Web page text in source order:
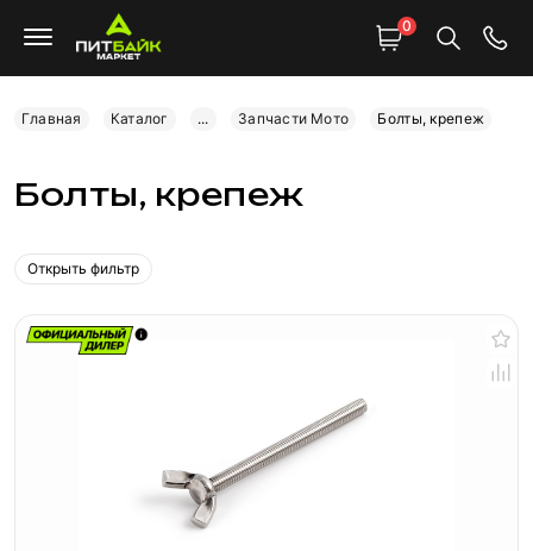
0
Главная Каталог ... Запчасти Мото Болты, крепеж
Болты, крепеж
Открыть фильтр